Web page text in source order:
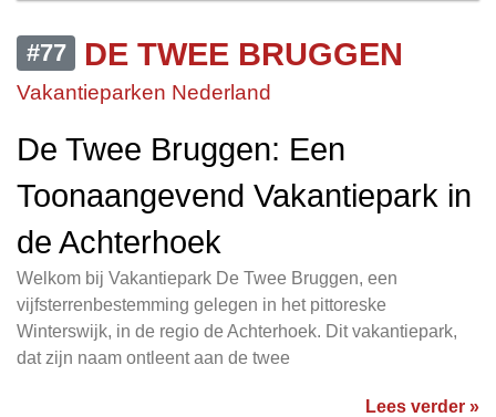
#77 DE TWEE BRUGGEN
Vakantieparken Nederland
De Twee Bruggen: Een
Toonaangevend Vakantiepark in
de Achterhoek
Welkom bij Vakantiepark De Twee Bruggen, een
vijfsterrenbestemming gelegen in het pittoreske
Winterswijk, in de regio de Achterhoek. Dit vakantiepark,
dat zijn naam ontleent aan de twee
Lees verder »